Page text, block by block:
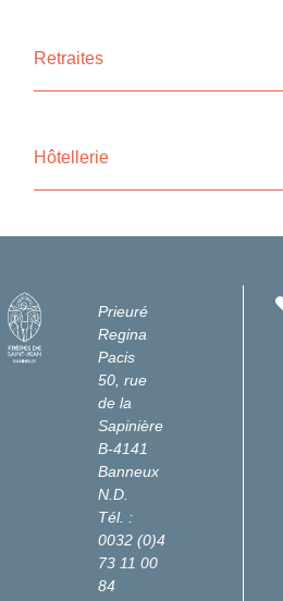
Retraites
Hôtellerie
Prieuré
Regina
Pacis
50, rue
de la
Sapinière
B-4141
Banneux
N.D.
Tél. :
0032 (0)4
73 11 00
84